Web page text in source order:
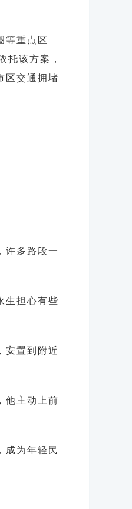
等重点区
托该方案，
区交通拥堵
许多路段一
生担心有些
安置到附近
他主动上前
成为年轻民